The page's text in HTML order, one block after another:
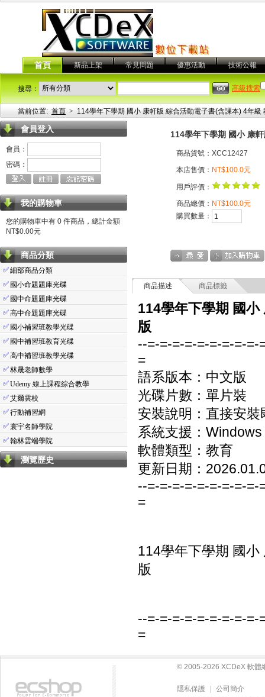
首頁 新品上架 常見問題 優惠活動 技術公報
搜尋： 高級搜索
當前位置: 首頁 > 114學年下學期 國小 康軒版 綜合活動電子書(含課本) 4年級
會員登入
會員：
密碼：
我的購物車
您的購物車中有 0 件商品，總計金額
NT$0.00元
商品分類
✅細部商品分類
✅ 國小命題題庫光碟
✅ 國中命題題庫光碟
✅高中命題題庫光碟
✅ 國小補習班教學光碟
✅ 國中補習班教育光碟
✅高中補習班教學光碟
✅林晟老師數學
✅Udemy 線上課程綜合教學
✅艾爾雲校
✅行動補習網
✅寰宇名師學院
✅翰林雲端學院
瀏覽歷史
114學年下學期 國小 康
商品貨號：XCC12427
本店售價： NT$100.0元
用戶評價：
商品總價： NT$100.0元
購買數量：
商品描述 商品標籤
114學年下學期 國
版
--=-=-=-=-=-=-=-=-=-
=
語系版本：中文版
光碟片數：單片裝
安裝說明：直接安裝
系統支援：
軟體類型：教育
更新日期：
--=-=-=-=-=-=-=-=-=-
=
114學年下學期 國
版
--=-=-=-=-=-=-=-=-=-
=
© 2005-2026 XCDeX 軟體
隱私保護
公司簡介